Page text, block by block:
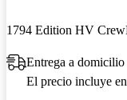
1794 Edition HV
Entrega a
El precio incluye